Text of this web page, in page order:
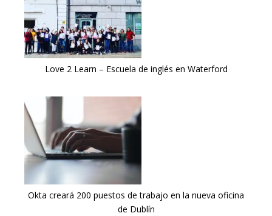
Love 2 Learn – Escuela de inglés en Waterford
Okta creará 200 puestos de trabajo en la nueva oficina
de Dublín